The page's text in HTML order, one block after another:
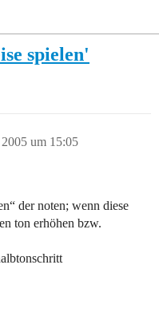
spielen'
um 15:05
der noten; wenn diese
ton erhöhen bzw.